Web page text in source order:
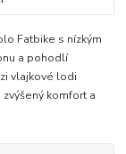
Fatbike s nízkým
a pohodlí
vlajkové lodi
komfort a